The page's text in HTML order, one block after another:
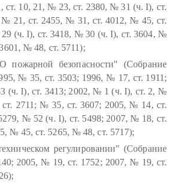
10, 21, № 23, ст. 2380, № 31 (ч. I), ст.
21, ст. 2455, № 31, ст. 4012, № 45, ст.
(ч. I), ст. 3418, № 30 (ч. I), ст. 3604, №
№ 48, ст. 5711);
безопасности" (Собрание
№ 35, ст. 3503; 1996, № 17, ст. 1911;
(ч. I), ст. 3413; 2002, № 1 (ч. I), ст. 2, №
2711; № 35, ст. 3607; 2005, № 14, ст.
№ 52 (ч. I), ст. 5498; 2007, № 18, ст.
№ 45, ст. 5265, № 48, ст. 5717);
регулировании" (Собрание
2005, № 19, ст. 1752; 2007, № 19, ст.